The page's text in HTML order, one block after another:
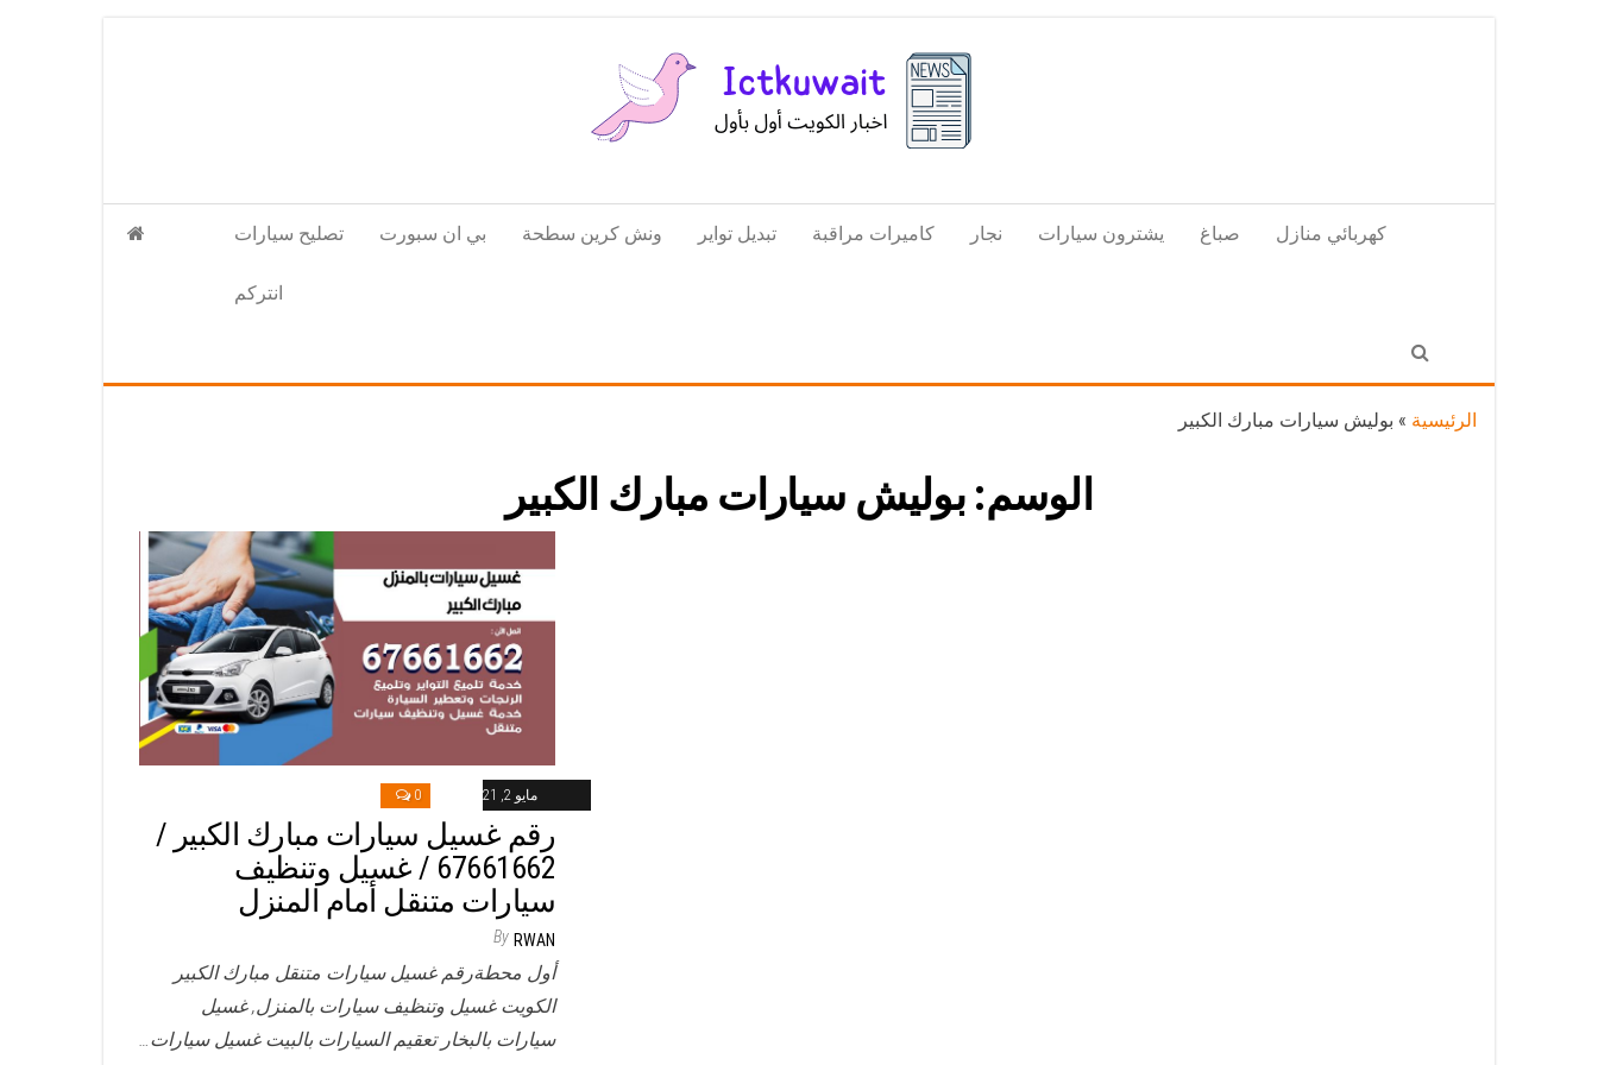
الكويت
تكنولوجيا
المعلومات
تصليح سيارات بي ان سبورت ونش كرين سطحة تبديل تواير كاميرات مراقبة نجار يشترون سيارات صباغ كهربائي منازل
انتركم
الرئيسية » بوليش سيارات مبارك الكبير
الوسم: بوليش سيارات مبارك الكبير
مايو 2, 2021 0
رقم غسيل سيارات مبارك الكبير /
67661662 / غسيل وتنظيف
سيارات متنقل أمام المنزل
By RWAN
أول محطةرقم غسيل سيارات متنقل مبارك الكبير
الكويت غسيل وتنظيف سيارات بالمنزل, غسيل
سيارات بالبخار تعقيم السيارات بالبيت غسيل سيارات…